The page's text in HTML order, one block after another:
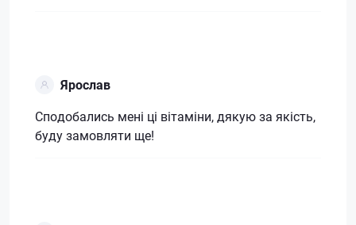
Ярослав
Сподобались мені ці вітаміни, дякую за якість,
буду замовляти ще!